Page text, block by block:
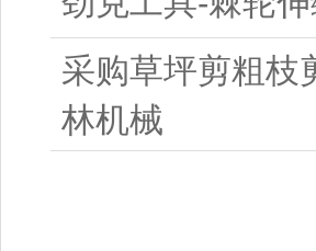
采购草坪剪粗枝
林机械